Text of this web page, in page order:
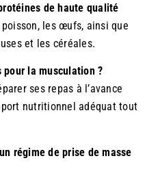
de haute qualité
les œufs, ainsi que
et les céréales.
pour la musculation ?
ses repas à l’avance
nutritionnel adéquat tout
régime de prise de masse